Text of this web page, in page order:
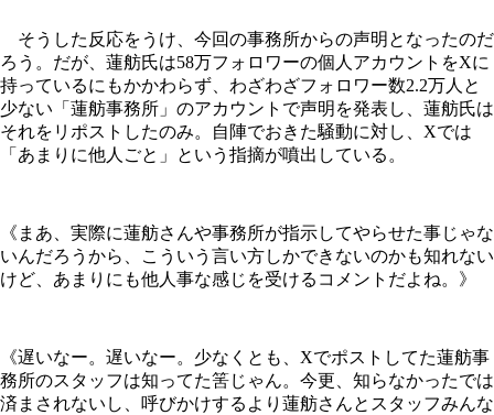
そうした反応をうけ、今回の事務所からの声明となったのだ
ろう。だが、蓮舫氏は58万フォロワーの個人アカウントをXに
持っているにもかかわらず、わざわざフォロワー数2.2万人と
少ない「蓮舫事務所」のアカウントで声明を発表し、蓮舫氏は
それをリポストしたのみ。自陣でおきた騒動に対し、Xでは
「あまりに他人ごと」という指摘が噴出している。
《まあ、実際に蓮舫さんや事務所が指示してやらせた事じゃな
いんだろうから、こういう言い方しかできないのかも知れない
けど、あまりにも他人事な感じを受けるコメントだよね。》
《遅いなー。遅いなー。少なくとも、Xでポストしてた蓮舫事
務所のスタッフは知ってた筈じゃん。今更、知らなかったでは
済まされないし、呼びかけするより蓮舫さんとスタッフみんな